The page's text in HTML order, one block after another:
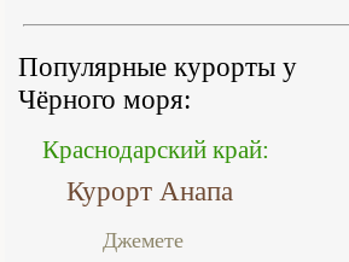
Популярные курорты у
Чёрного моря:
Краснодарский край:
Курорт Анапа
Джемете